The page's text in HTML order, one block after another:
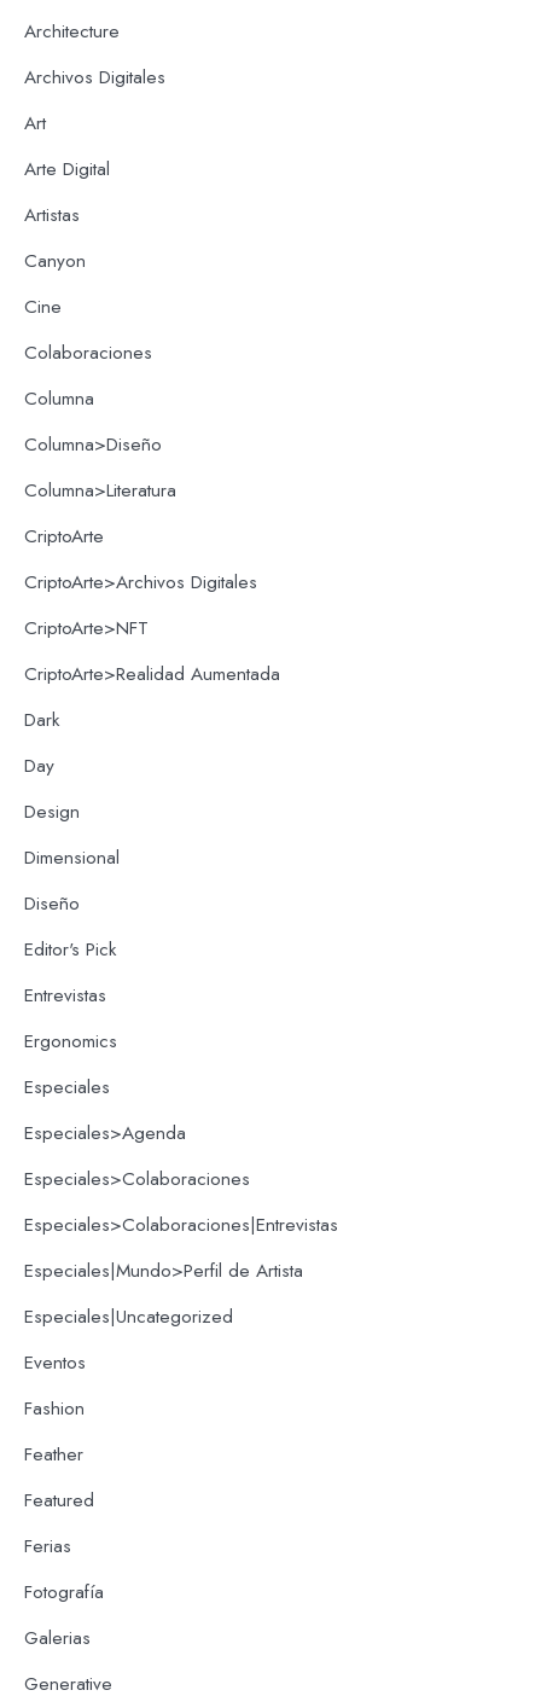
Architecture
Archivos Digitales
Art
Arte Digital
Artistas
Canyon
Cine
Colaboraciones
Columna
Columna>Diseño
Columna>Literatura
CriptoArte
CriptoArte>Archivos Digitales
CriptoArte>NFT
CriptoArte>Realidad Aumentada
Dark
Day
Design
Dimensional
Diseño
Editor's Pick
Entrevistas
Ergonomics
Especiales
Especiales>Agenda
Especiales>Colaboraciones
Especiales>Colaboraciones|Entrevistas
Especiales|Mundo>Perfil de Artista
Especiales|Uncategorized
Eventos
Fashion
Feather
Featured
Ferias
Fotografía
Galerias
Generative